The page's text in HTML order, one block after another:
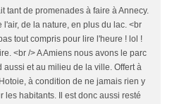
tant de promenades à faire à Annecy.
l'air, de la nature, en plus du lac. <br
tout compris pour lire l'heure ! lol !
<br /> A Amiens nous avons le parc
aussi et au milieu de la ville. Offert à
à condition de ne jamais rien y
les habitants. Il est donc aussi resté